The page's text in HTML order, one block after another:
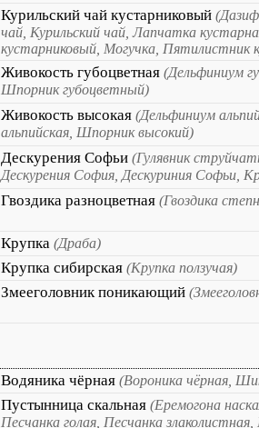
Курильский чай кустарниковый
чай, Курильский чай, Лапчатка
кустарниковый, Могучка, Пятилистник
Живокость губоцветная (Дельфиниум
Шпорник губоцветный)
Живокость высокая (Дельфиниум
альпийская, Шпорник высокий)
Дескурения Софьи (Гулявник
Дескурения София, Дескуриния Софьи,
Гвоздика разноцветная (Гвоздика
Крупка (Драба)
Крупка сибирская (Крупка ползучая)
Змееголовник поникающий
Водяника чёрная (Вороника чёрная,
Пустынница скальная (Еремогона
Песчанка голая, Песчанка